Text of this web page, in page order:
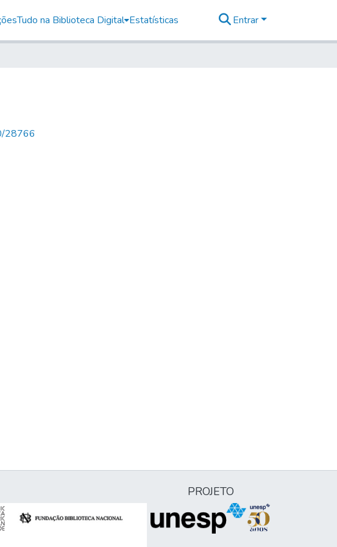
Tudo na Biblioteca Digital Estatísticas Entrar
28766
PROJETO